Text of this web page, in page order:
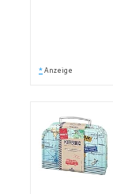
* Anzeige